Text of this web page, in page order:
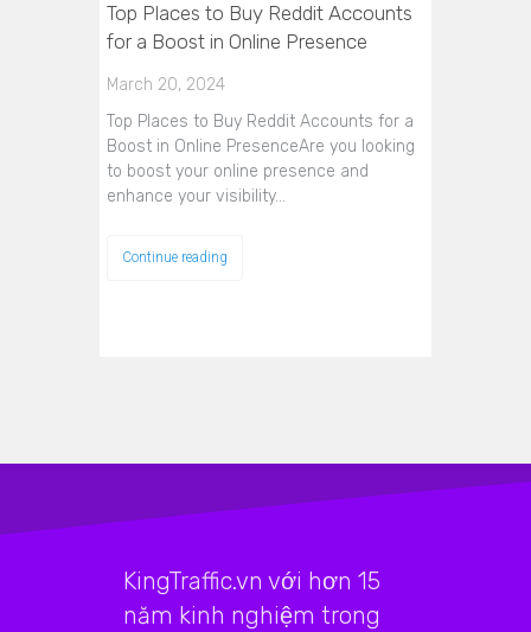
Top Places to Buy Reddit Accounts
for a Boost in Online Presence
March 20, 2024
Top Places to Buy Reddit Accounts for a
Boost in Online PresenceAre you looking
to boost your online presence and
enhance your visibility…
Continue reading
KingTraffic.vn với hơn 15
năm kinh nghiệm trong